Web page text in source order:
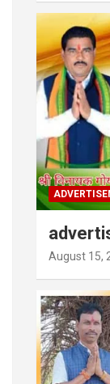
August 15,